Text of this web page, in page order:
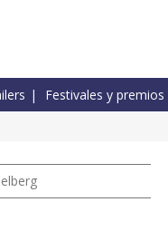
Festivales y premios